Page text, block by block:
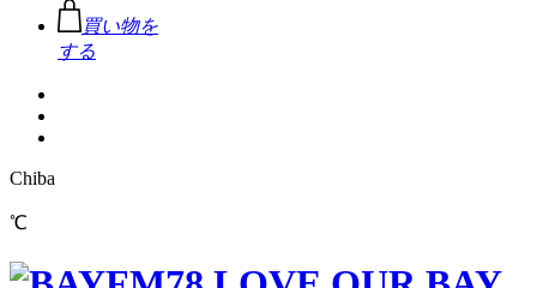
買い物を
する
Chiba
℃